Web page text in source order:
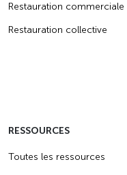
Restauration commerciale
Restauration collective
RESSOURCES
Toutes les ressources